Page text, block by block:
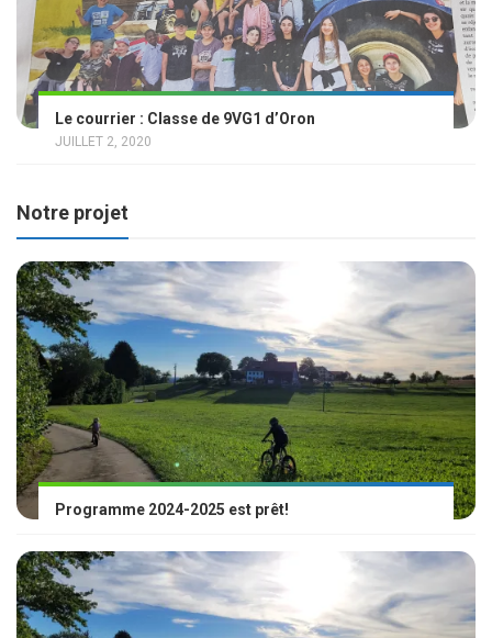
Le courrier : Classe de 9VG1 d’Oron
JUILLET 2, 2020
Notre projet
Programme 2024-2025 est prêt!